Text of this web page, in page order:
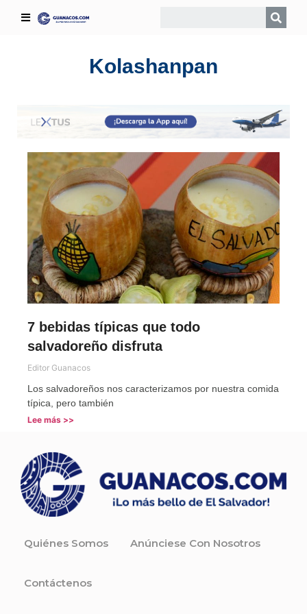
Kolashanpan
7 bebidas típicas que todo
salvadoreño disfruta
Editor Guanacos
Los salvadoreños nos caracterizamos por nuestra comida
típica, pero también
Lee más >>
Quiénes Somos Anúnciese Con Nosotros
Contáctenos